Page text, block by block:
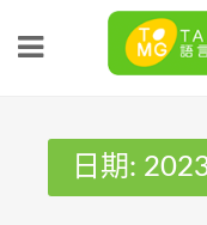
日期: